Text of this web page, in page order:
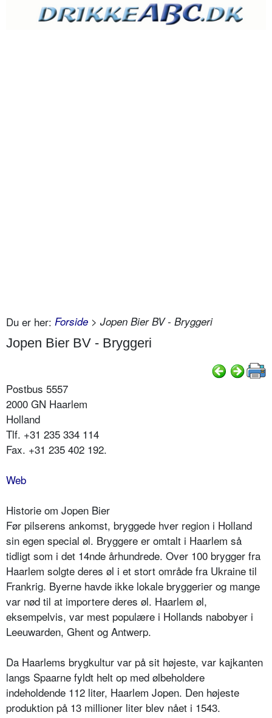
Du er her: Forside > Jopen Bier BV - Bryggeri
Jopen Bier BV - Bryggeri
Postbus 5557
2000 GN Haarlem
Holland
Tlf. +31 235 334 114
Fax. +31 235 402 192.
Web
Historie om Jopen Bier
Før pilserens ankomst, bryggede hver region i Holland
sin egen special øl. Bryggere er omtalt i Haarlem så
tidligt som i det 14nde århundrede. Over 100 brygger fra
Haarlem solgte deres øl i et stort område fra Ukraine til
Frankrig. Byerne havde ikke lokale bryggerier og mange
var nød til at importere deres øl. Haarlem øl,
eksempelvis, var mest populære i Hollands nabobyer i
Leeuwarden, Ghent og Antwerp.
Da Haarlems brygkultur var på sit højeste, var kajkanten
langs Spaarne fyldt helt op med ølbeholdere
indeholdende 112 liter, Haarlem Jopen. Den højeste
produktion på 13 millioner liter blev nået i 1543.